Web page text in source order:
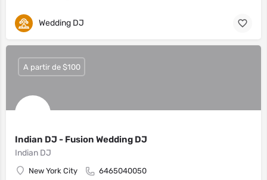
Wedding DJ
Indian DJ - Fusion Wedding DJ
Indian DJ
New York City 6465040050
A partir de $100